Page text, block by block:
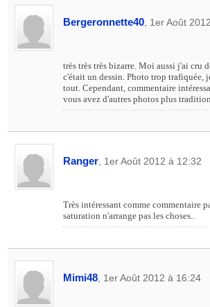
Bergeronnette40 , 1er Août
très très très bizarre. Moi aussi j'ai cru
c'était un dessin. Photo trop trafiquée,
tout. Cependant, commentaire
vous avez d'autres photos plus
Ranger , 1er Août 2012 à 12:32
Très intéressant comme commentaire
saturation n'arrange pas les choses..
Mimi48 , 1er Août 2012 à 16:24